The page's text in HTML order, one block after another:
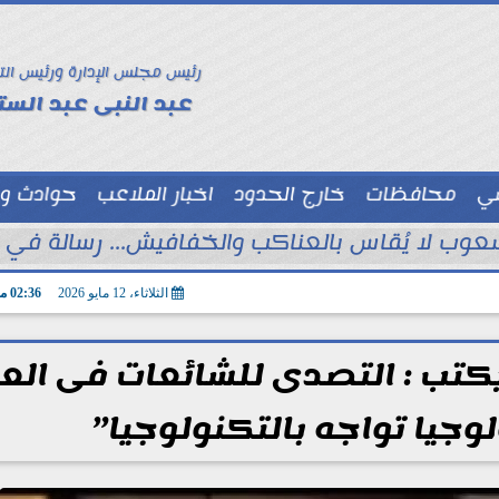
رئيس مجلس الإدارة ورئيس
عبد النبى عبد
محافظات خارج الحدود اخبار الملاعب
حوادث
توك شو
لا يُقاس بالعناكب والخفافيش... رسالة في
الثلاثاء، 12 مايو 2026 02:36 مـ
: التصدى للشائعات فى
تواجه بالتكنولوجيا”